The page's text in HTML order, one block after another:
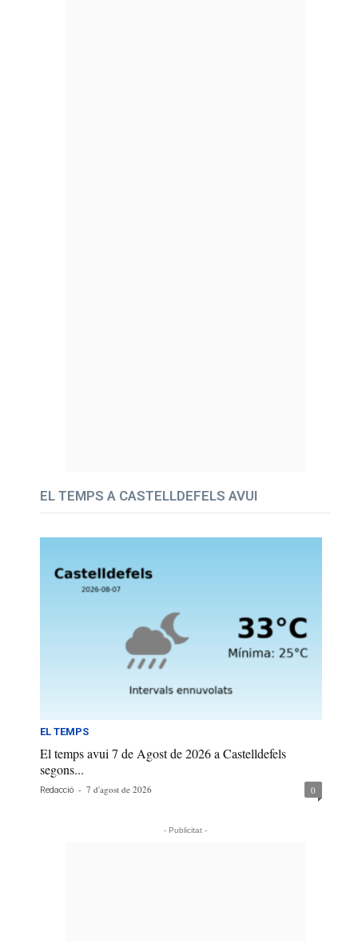
EL TEMPS A CASTELLDEFELS AVUI
EL TEMPS
El temps avui 7 de Agost de 2026 a Castelldefels
segons...
Redacció - 7 d'agost de 2026 0
- Publicitat -